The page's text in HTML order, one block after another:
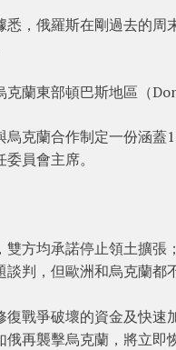
，俄羅斯在剛過去的
蘭東部頓巴斯地區（
克蘭合作制定一份涵
員會主席。
方均承諾停止領土擴張；
判，但歐洲和烏克蘭都
戰爭破壞的資金及快速
再襲擊烏克蘭，將立即